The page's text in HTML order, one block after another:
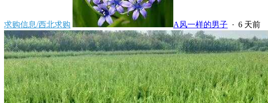
求购信息/西北求购 A风一样的男子 · 6 天前